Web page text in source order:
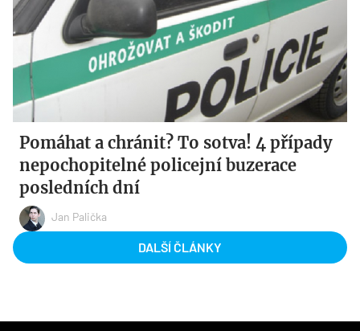
Pomáhat a chránit? To sotva! 4 případy
nepochopitelné policejní buzerace
posledních dní
Jan Palička
DALŠÍ ČLÁNKY